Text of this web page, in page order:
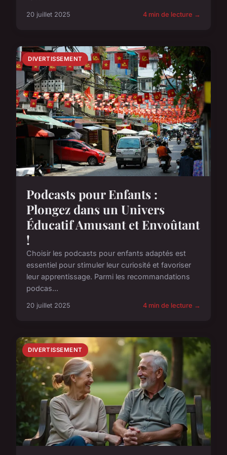
20 juillet 2025 4 min de lecture →
DIVERTISSEMENT
Podcasts pour Enfants :
Plongez dans un Univers
Éducatif Amusant et Envoûtant
!
Choisir les podcasts pour enfants adaptés est
essentiel pour stimuler leur curiosité et favoriser
leur apprentissage. Parmi les recommandations
podcas...
20 juillet 2025 4 min de lecture →
DIVERTISSEMENT